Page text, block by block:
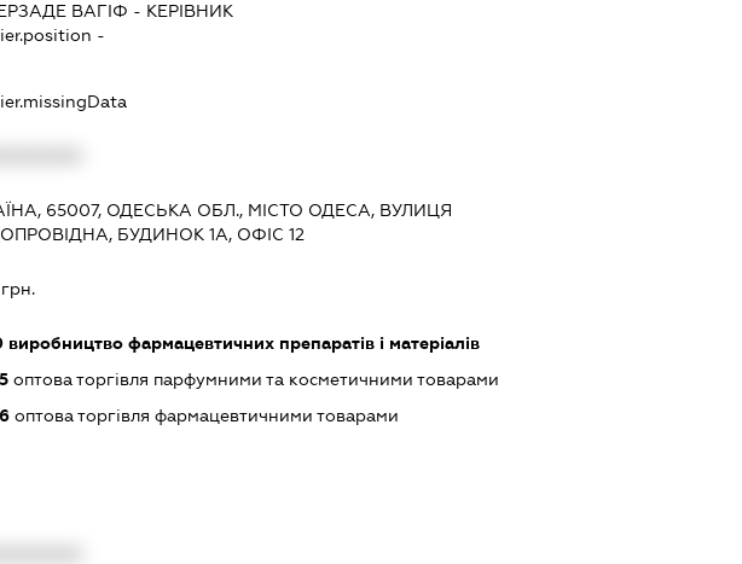
ВАГІФ - КЕРІВНИК
-
65007, ОДЕСЬКА ОБЛ., МІСТО ОДЕСА, ВУЛИЦЯ
БУДИНОК 1А, ОФІС 12
виробництво фармацевтичних препаратів і матеріалів
оптова торгівля парфумними та косметичними товарами
оптова торгівля фармацевтичними товарами